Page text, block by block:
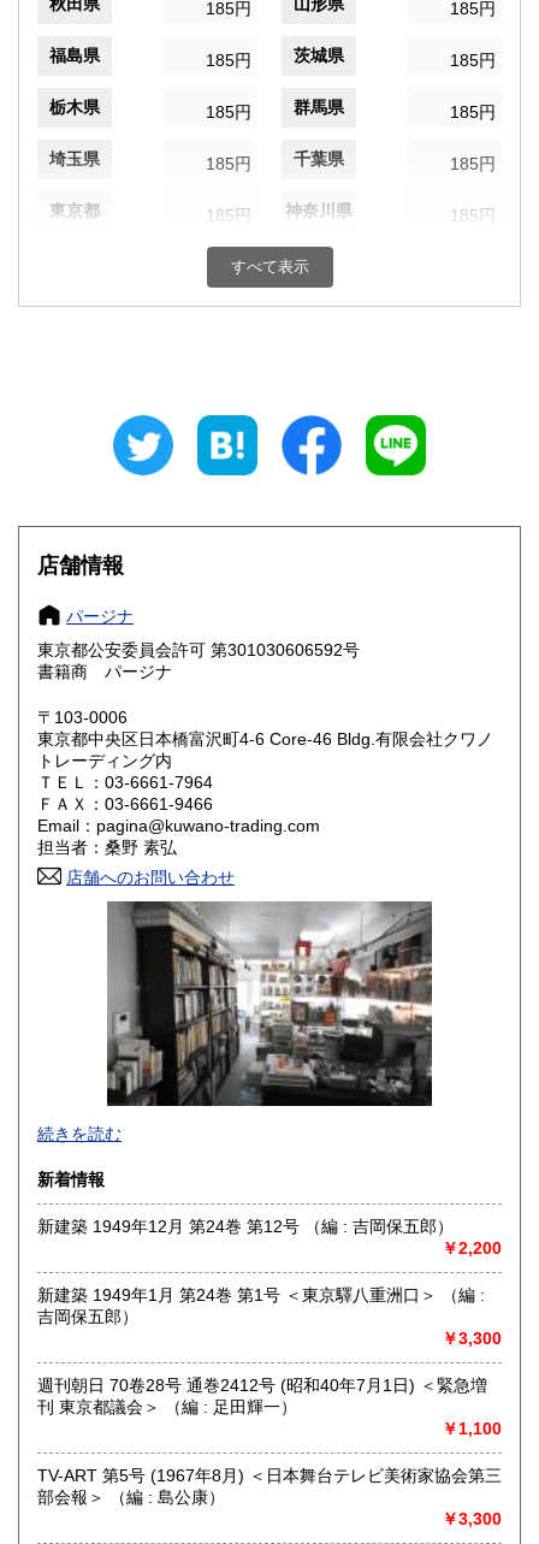
185円 185円
福島県 185円 茨城県 185円
栃木県 185円 群馬県 185円
埼玉県 185円 千葉県 185円
東京都 185円 神奈川県 185円
185円 富山県
185円 静岡県
185円 三重県
185円 185円
大阪府
奈良県
鳥取県
岡山県 185円 185円
山口県 185円
香川県 185円 愛媛県
高知県 185円
185円 長崎県
185円 大分県
185円 鹿児島県
185円
すべて表示
店舗情報
パージナ
東京都公安委員会許可 第301030606592号
書籍商 パージナ
〒103-0006
東京都中央区日本橋富沢町4-6 Core-46 Bldg.有限会社クワノ
トレーディング内
ＴＥＬ：03-6661-7964
ＦＡＸ：03-6661-9466
Email：pagina@kuwano-trading.com
担当者：桑野 素弘
店舗へのお問い合わせ
グラフィックデザイン、イラストレーション、タイポグラフ
ィ、プロダクトデザイン、インテリア、建築、広告、写真に
関する資料を扱っています。買取りも積極的に行っておりま
すので、出張・宅配買取ともに、お気軽にご連絡ください。
沿線名：東京メトロ日比谷線
営業時間：平日 午前10時～午後7時
定休日：土曜日・日曜日・祝日
書籍、雑誌の買取り強化中です。グラフィックデザイン、イ
ラストレーション、タイポグラフィ、プロダクトデザイン、
インテリア、建築、広告、写真、美術関係の蔵書の処分をお
考えの際にはメール、電話、ファックスでご連絡下さい。誠
実にお見積り致します。
続きを読む
新着情報
新建築 1949年12月 第24巻 第12号 （編 : 吉岡保五郎）
￥2,200
新建築 1949年1月 第24巻 第1号 ＜東京驛八重洲口＞ （編 :
吉岡保五郎）
￥3,300
週刊朝日 70卷28号 通巻2412号 (昭和40年7月1日) ＜緊急増
刊 東京都議会＞ （編 : 足田輝一）
￥1,100
TV-ART 第5号 (1967年8月) ＜日本舞台テレビ美術家協会第三
部会報＞ （編 : 島公康）
￥3,300